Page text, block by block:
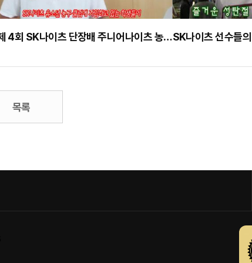
제 4회 SK나이츠 단장배 주니어나이츠 농구대회SK나이츠 선수들
목록